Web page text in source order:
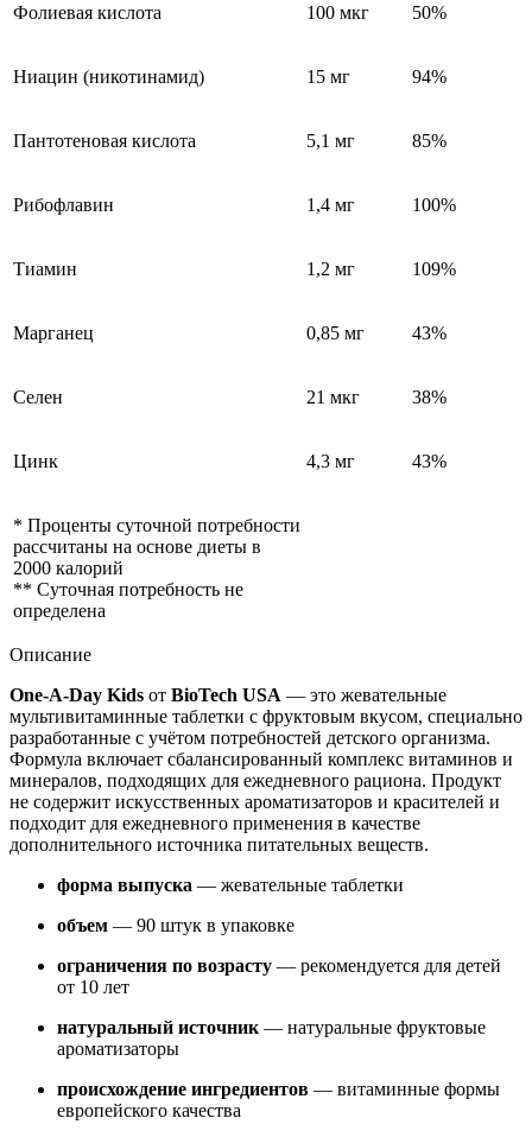
Фолиевая кислота 100 мкг 50%
Ниацин (никотинамид) 15 мг 94%
Пантотеновая кислота 5,1 мг 85%
Рибофлавин 1,4 мг 100%
Тиамин 1,2 мг 109%
Марганец 0,85 мг 43%
Селен 21 мкг 38%
Цинк 4,3 мг 43%
* Проценты суточной потребности
рассчитаны на основе диеты в
2000 калорий
** Суточная потребность не
определена
Описание
One-A-Day Kids от BioTech USA — это жевательные
мультивитаминные таблетки с фруктовым вкусом, специально
разработанные с учётом потребностей детского организма.
Формула включает сбалансированный комплекс витаминов и
минералов, подходящих для ежедневного рациона. Продукт
не содержит искусственных ароматизаторов и красителей и
подходит для ежедневного применения в качестве
дополнительного источника питательных веществ.
форма выпуска — жевательные таблетки
объем — 90 штук в упаковке
ограничения по возрасту — рекомендуется для детей
от 10 лет
натуральный источник — натуральные фруктовые
ароматизаторы
происхождение ингредиентов — витаминные формы
европейского качества